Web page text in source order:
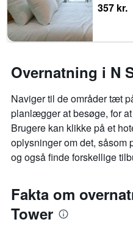
357 kr.
Overnatning i N
Naviger til de områder tæt
planlægger at besøge, for
Brugere kan klikke på et
oplysninger om det, såsom
og også finde forskellige
Fakta om
Tower